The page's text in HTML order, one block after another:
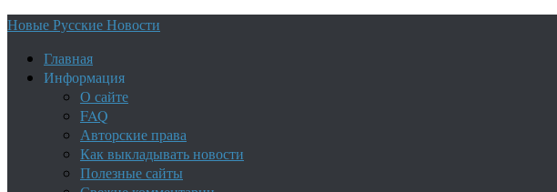
Новые Русские Новости
Главная
Информация
О сайте
FAQ
Авторские права
Как выкладывать новости
Полезные сайты